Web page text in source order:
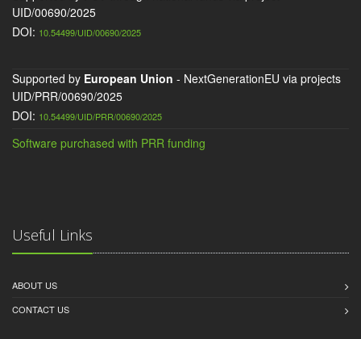
UID/00690/2025
DOI: 10.54499/UID/00690/2025
Supported by European Union - NextGenerationEU via projects
UID/PRR/00690/2025
DOI: 10.54499/UID/PRR/00690/2025
Software purchased with PRR funding
Useful Links
ABOUT US
CONTACT US